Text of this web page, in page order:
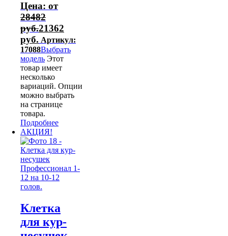
Цена: от
28482
руб.21362
руб. Артикул:
17088Выбрать
модель Этот
товар имеет
несколько
вариаций. Опции
можно выбрать
на странице
товара.
Подробнее
АКЦИЯ!
Клетка
для кур-